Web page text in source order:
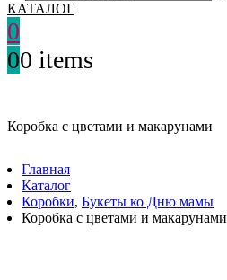
КАТАЛОГ
0
00 items
Коробка с цветами и макарунами
Главная
Каталог
Коробки, Букеты ко Дню мамы
Коробка с цветами и макарунами